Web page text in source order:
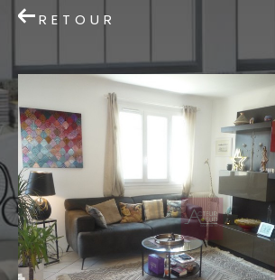
RETOUR
Type
de
bien
Type de bien
Ville
Budget
Budget